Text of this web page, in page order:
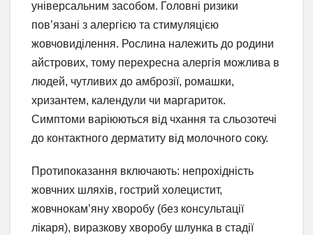
універсальним засобом. Головні ризики
пов’язані з алергією та стимуляцією
жовчовиділення. Рослина належить до родини
айстрових, тому перехресна алергія можлива в
людей, чутливих до амброзії, ромашки,
хризантем, календули чи маргариток.
Симптоми варіюються від чхання та сльозотечі
до контактного дерматиту від молочного соку.
Протипоказання включають: непрохідність
жовчних шляхів, гострий холецистит,
жовчнокам’яну хворобу (без консультації
лікаря), виразкову хворобу шлунка в стадії